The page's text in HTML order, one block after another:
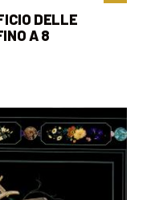
DELLE
A 8